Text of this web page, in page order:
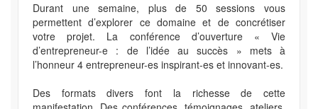
Durant une semaine, plus de 50 sessions vous
permettent d’explorer ce domaine et de concrétiser
votre projet. La conférence d’ouverture « Vie
d’entrepreneur-e : de l’idée au succès » mets à
l’honneur 4 entrepreneur-es inspirant-es et innovant-es.
Des formats divers font la richesse de cette